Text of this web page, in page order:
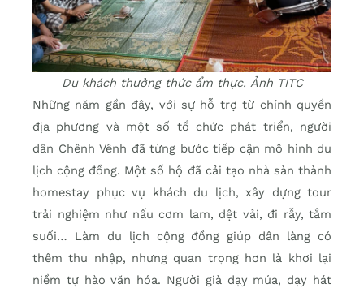
Du khách thưởng thức ẩm thực. Ảnh TITC
Những năm gần đây, với sự hỗ trợ từ chính quyền
địa phương và một số tổ chức phát triển, người
dân Chênh Vênh đã từng bước tiếp cận mô hình du
lịch cộng đồng. Một số hộ đã cải tạo nhà sàn thành
homestay phục vụ khách du lịch, xây dựng tour
trải nghiệm như nấu cơm lam, dệt vải, đi rẫy, tắm
suối… Làm du lịch cộng đồng giúp dân làng có
thêm thu nhập, nhưng quan trọng hơn là khơi lại
niềm tự hào văn hóa. Người già dạy múa, dạy hát